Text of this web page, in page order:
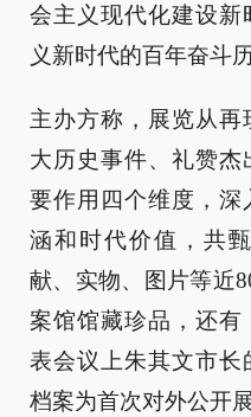
会主义现代化建设新
义新时代的百年奋斗
主办方称，展览从再
大历史事件、礼赞杰
要作用四个维度，深
涵和时代价值，共
献、实物、图片等近
案馆馆藏珍品，还有
表会议上朱其文市长
档案为首次对外公开展